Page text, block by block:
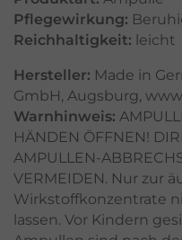
Pflegewirkung:
Reichhaltigkeit: leicht
Hersteller: Made in
GmbH, Augsburg,
Warnhinweis:
HÄNDEN ÖFFNEN!
AMPULLEN-
VERMEIDEN. Nur zur
Wirkstoffkonzentrate
lassen. Vor Kindern